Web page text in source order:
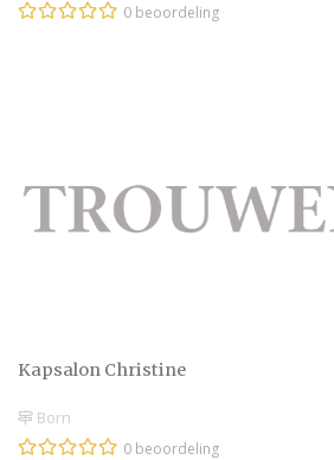
0 beoordeling
Kapsalon Christine
Born
0 beoordeling